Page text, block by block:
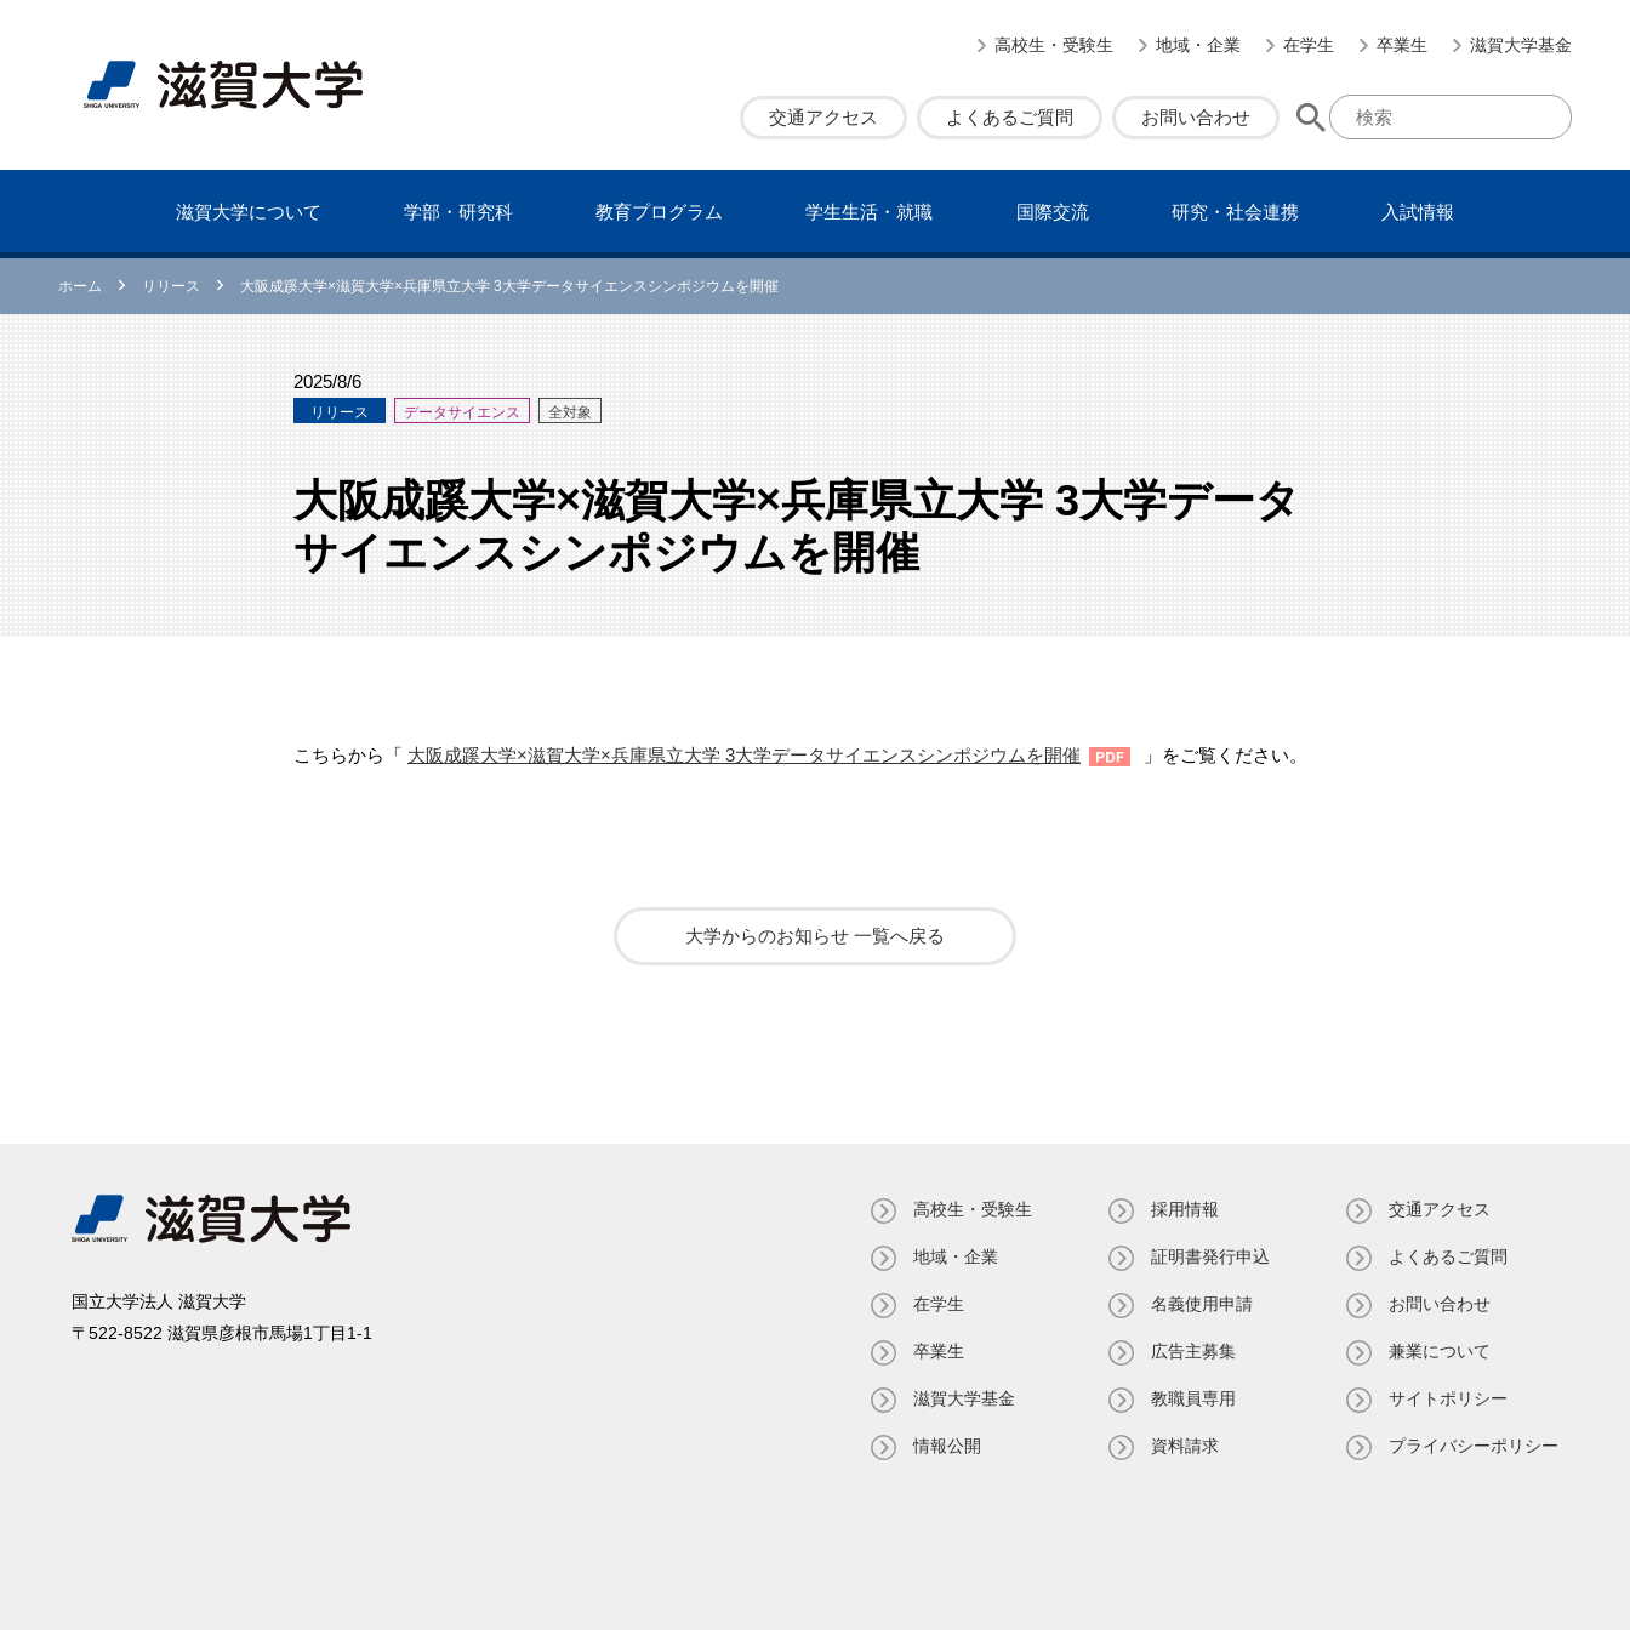
高校生・受験生 地域・企業 在学生 卒業生 滋賀大学基金
交通アクセス よくあるご質問 お問い合わせ
滋賀⼤学について 学部・研究科 教育プログラム 学⽣⽣活・就職 国際交流 研究・社会連携 ⼊試情報
ホーム リリース 大阪成蹊大学×滋賀大学×兵庫県立大学 3大学データサイエンスシンポジウムを開催
2025/8/6
リリース データサイエンス 全対象
大阪成蹊大学×滋賀大学×兵庫県立大学 3大学データ
サイエンスシンポジウムを開催
こちらから「 大阪成蹊大学×滋賀大学×兵庫県立大学 3大学データサイエンスシンポジウムを開催 」をご覧ください。
大学からのお知らせ 一覧へ戻る
国⽴⼤学法⼈ 滋賀⼤学
〒522-8522 滋賀県彦根市⾺場1丁⽬1-1
高校生・受験生
地域・企業
在学生
卒業生
滋賀大学基金
情報公開
採用情報
証明書発⾏申込
名義使⽤申請
広告主募集
教職員専⽤
資料請求
交通アクセス
よくあるご質問
お問い合わせ
兼業について
サイトポリシー
プライバシーポリシー